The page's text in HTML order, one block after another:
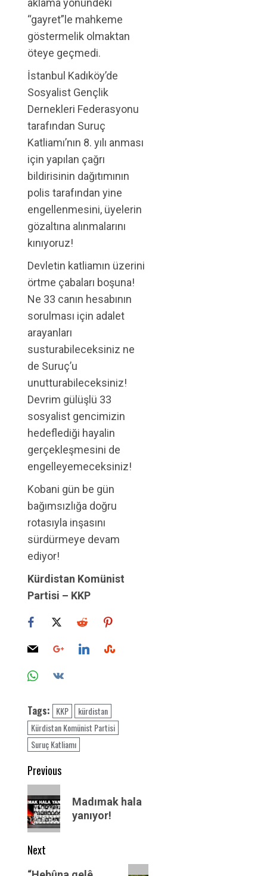
aklama yönündeki
“gayret”le mahkeme
göstermelik olmaktan
öteye geçmedi.
İstanbul Kadıköy’de
Sosyalist Gençlik
Dernekleri Federasyonu
tarafından Suruç
Katliamı’nın 8. yılı anması
için yapılan çağrı
bildirisinin dağıtımının
polis tarafından yine
engellenmesini, üyelerin
gözaltına alınmalarını
kınıyoruz!
Devletin katliamın üzerini
örtme çabaları boşuna!
Ne 33 canın hesabının
sorulması için adalet
arayanları
susturabileceksiniz ne
de Suruç’u
unutturabileceksiniz!
Devrim gülüşlü 33
sosyalist gencimizin
hedeflediği hayalin
gerçekleşmesini de
engelleyemeceksiniz!
Kobani gün be gün
bağımsızlığa doğru
rotasıyla inşasını
sürdürmeye devam
ediyor!
Kürdistan Komünist
Partisi – KKP
Tags: KKP
kürdistan
Kürdistan Komünist Partisi
Suruç Katliamı
Post
navigation
Previous
Previous
post:
Madımak hala
yanıyor!
Next
Next